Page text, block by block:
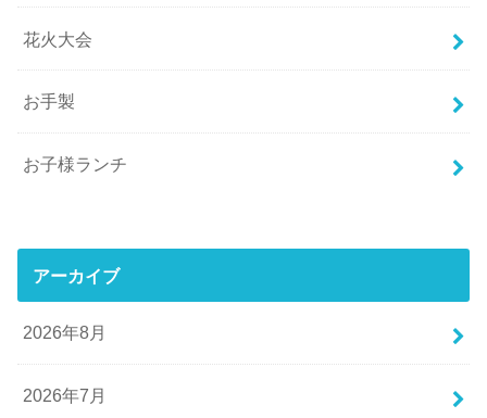
花火大会
お手製
お子様ランチ
アーカイブ
2026年8月
2026年7月